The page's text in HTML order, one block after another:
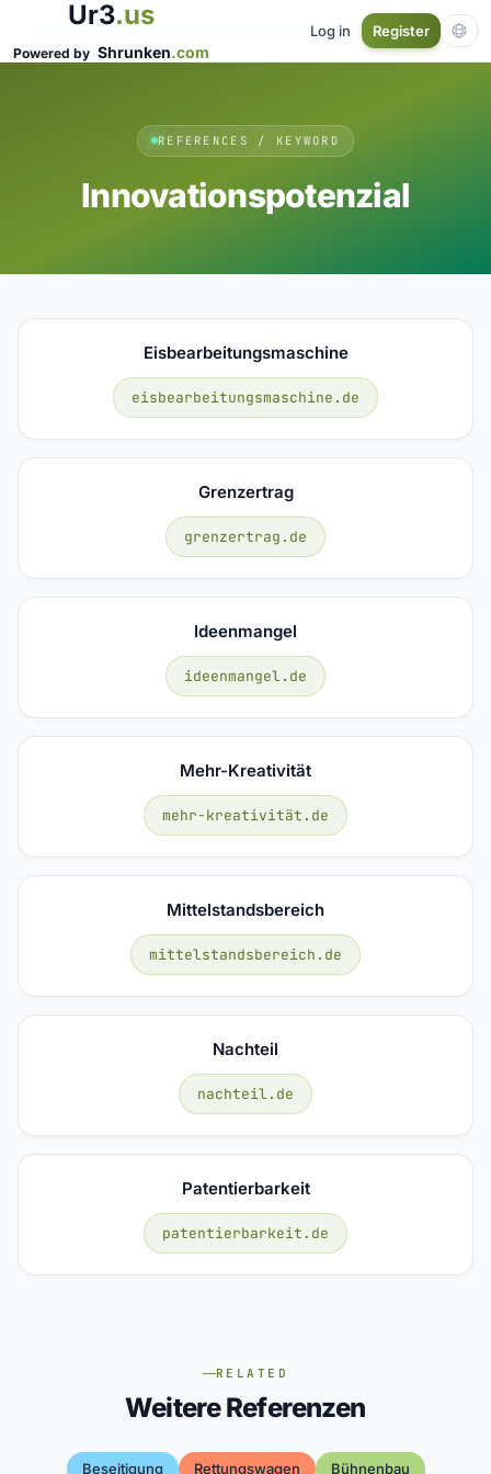
Ur3.us
Powered by Shrunken.com
Log in Register
REFERENCES / KEYWORD
Innovationspotenzial
Eisbearbeitungsmaschine
eisbearbeitungsmaschine.de
Grenzertrag
grenzertrag.de
Ideenmangel
ideenmangel.de
Mehr-Kreativität
mehr-kreativität.de
Mittelstandsbereich
mittelstandsbereich.de
Nachteil
nachteil.de
Patentierbarkeit
patentierbarkeit.de
RELATED
Weitere Referenzen
Beseitigung Rettungswagen Bühnenbau